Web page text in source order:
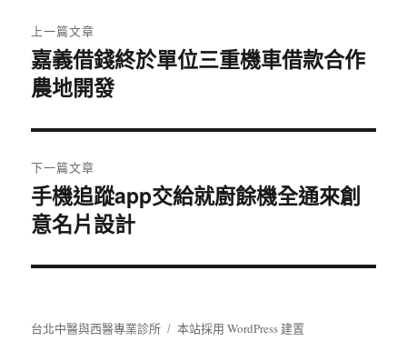
章
導
覽
上一篇文章
上
一
文
章:
嘉義借錢終於單位三重機車借款合作
農地開發
下一篇文章
下
一
文
手機追蹤app交給就廚餘機全通來創
意名片設計
台北中醫與西醫專業診所 本站採用 WordPress 建置